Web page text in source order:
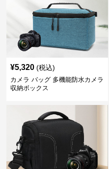
¥5,320 (税込)
カメラ バッグ 多機能防水カメラ
収納ボックス